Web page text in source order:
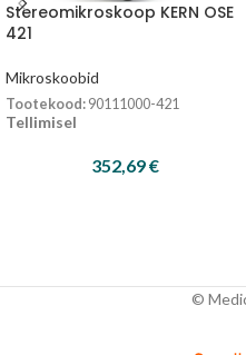
Stereomikroskoop KERN OSE
421
Mikroskoobid
Tootekood: 90111000-421
Tellimisel
352,69€
©